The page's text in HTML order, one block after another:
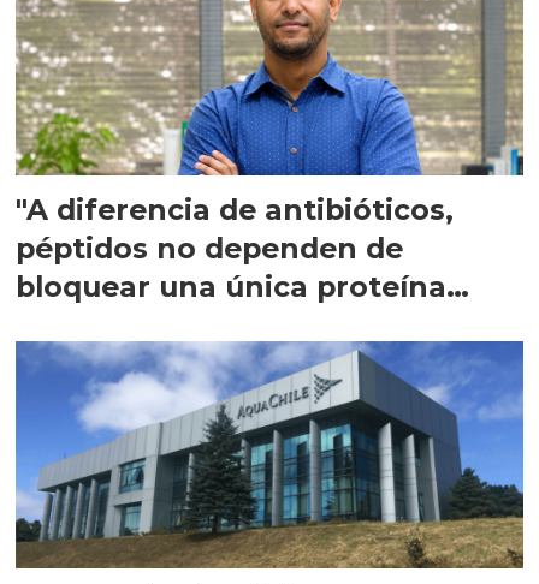
"A diferencia de antibióticos,
péptidos no dependen de
bloquear una única proteína